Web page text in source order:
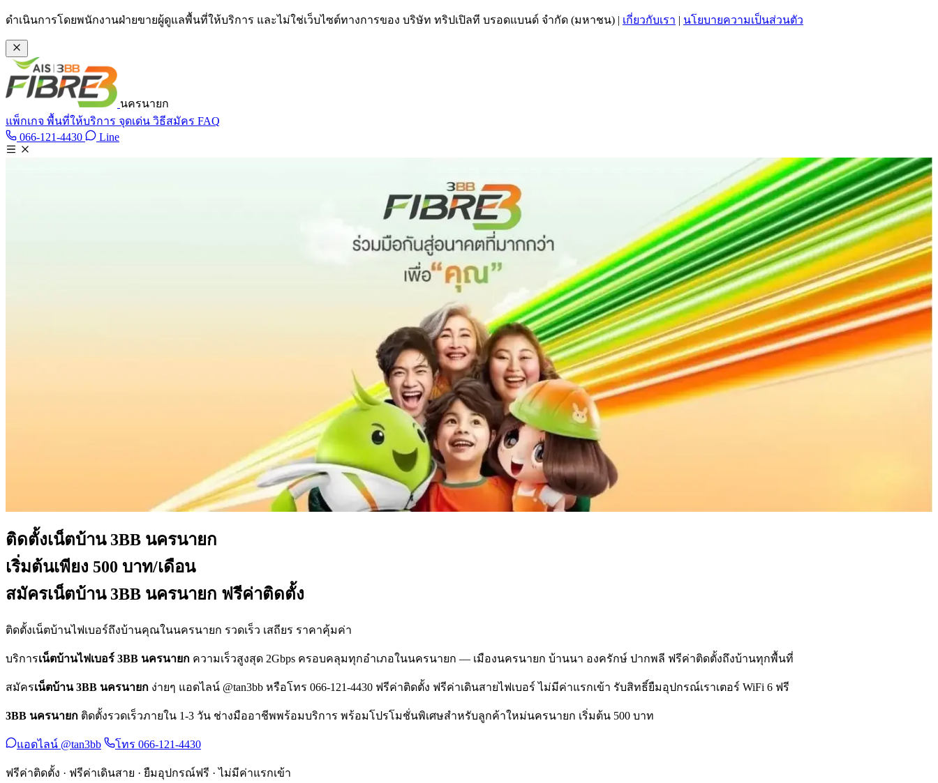
ข้ามไปเนื้อหาหลัก
ดำเนินการโดยพนักงานฝ่ายขายผู้ดูแลพื้นที่ให้บริการ และไม่ใช่เว็บไซต์ทางการของ บริษัท ทริปเปิลที บรอดแบนด์ จำกัด (มหาชน) | เกี่ยวกับเรา | นโยบายความเป็นส่วนตัว
นครนายก
แพ็กเกจ พื้นที่ให้บริการ จุดเด่น วิธีสมัคร FAQ
066-121-4430 โทร 066-121-4430
LineLine @tan3bb
ติดตั้งเน็ตบ้าน 3BB นครนายก
เริ่มต้นเพียง 500 บาท/เดือน
สมัครเน็ตบ้าน 3BB นครนายก ฟรีค่าติดตั้ง
ติดตั้งเน็ตบ้านไฟเบอร์ถึงบ้านคุณในนครนายก รวดเร็ว เสถียร ราคาคุ้มค่า
บริการเน็ตบ้านไฟเบอร์ 3BB นครนายก ความเร็วสูงสุด 2Gbps ครอบคลุมทุกอำเภอในนครนายก — เมืองนครนายก บ้านนา องครักษ์ ปากพลี ฟรีค่าติดตั้งถึงบ้านทุกพื้นที่
สมัครเน็ตบ้าน 3BB นครนายก ง่ายๆ แอดไลน์ @tan3bb หรือโทร 066-121-4430 ฟรีค่าติดตั้ง ฟรีค่าเดินสายไฟเบอร์ ไม่มีค่าแรกเข้า รับสิทธิ์ยืมอุปกรณ์เราเตอร์ WiFi 6 ฟรี
3BB นครนายก ติดตั้งรวดเร็วภายใน 1-3 วัน ช่างมืออาชีพพร้อมบริการ พร้อมโปรโมชั่นพิเศษสำหรับลูกค้าใหม่นครนายก เริ่มต้น 500 บาท
แอดไลน์ @tan3bb โทร 066-121-4430
ฟรีค่าติดตั้ง · ฟรีค่าเดินสาย · ยืมอุปกรณ์ฟรี · ไม่มีค่าแรกเข้า